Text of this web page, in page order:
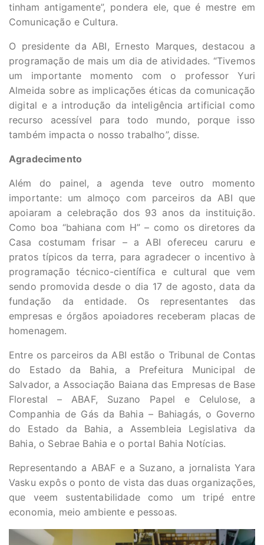
tinham antigamente”, pondera ele, que é mestre em
Comunicação e Cultura.
O presidente da ABI, Ernesto Marques, destacou a
programação de mais um dia de atividades. “Tivemos
um importante momento com o professor Yuri
Almeida sobre as implicações éticas da comunicação
digital e a introdução da inteligência artificial como
recurso acessível para todo mundo, porque isso
também impacta o nosso trabalho”, disse.
Agradecimento
Além do painel, a agenda teve outro momento
importante: um almoço com parceiros da ABI que
apoiaram a celebração dos 93 anos da instituição.
Como boa “bahiana com H” – como os diretores da
Casa costumam frisar – a ABI ofereceu caruru e
pratos típicos da terra, para agradecer o incentivo à
programação técnico-científica e cultural que vem
sendo promovida desde o dia 17 de agosto, data da
fundação da entidade. Os representantes das
empresas e órgãos apoiadores receberam placas de
homenagem.
Entre os parceiros da ABI estão o Tribunal de Contas
do Estado da Bahia, a Prefeitura Municipal de
Salvador, a Associação Baiana das Empresas de Base
Florestal – ABAF, Suzano Papel e Celulose, a
Companhia de Gás da Bahia – Bahiagás, o Governo
do Estado da Bahia, a Assembleia Legislativa da
Bahia, o Sebrae Bahia e o portal Bahia Notícias.
Representando a ABAF e a Suzano, a jornalista Yara
Vasku expôs o ponto de vista das duas organizações,
que veem sustentabilidade como um tripé entre
economia, meio ambiente e pessoas.